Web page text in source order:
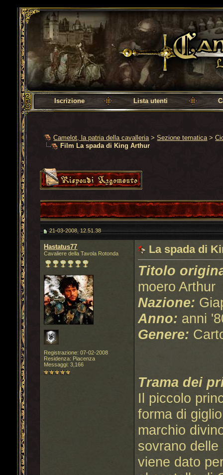
Camelot, la patria della cavalleria
Iscrizione Lista utenti
Camelot, la patria della cavalleria >Sezione tematica >
Film La spada di King Arthur
21-03-2008, 12.51.38
Hastatus77
Cavaliere della Tavola Rotonda
Registrazione: 07-02-2008
Residenza: Piacenza
Messaggi: 3,166
La spada di
Titolo
moero Arthur
Nazione:
Anno: anni
Genere:
Trama dei
Il piccolo
forma di
marchio
sovrano
viene dato